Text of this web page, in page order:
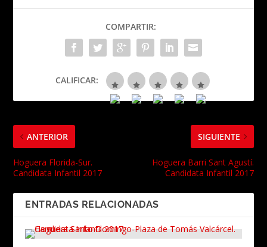
COMPARTIR:
CALIFICAR:
ANTERIOR
Hoguera Florida-Sur.
Candidata Infantil 2017
SIGUIENTE
Hoguera Barri Sant Agustí.
Candidata Infantil 2017
ENTRADAS RELACIONADAS